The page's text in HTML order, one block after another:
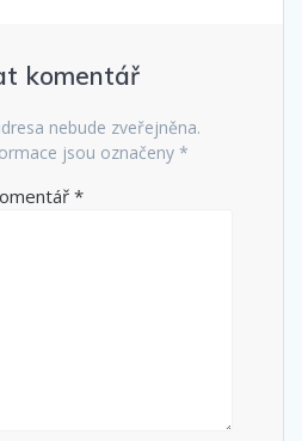
komentář
nebude zveřejněna.
jsou označeny *
*